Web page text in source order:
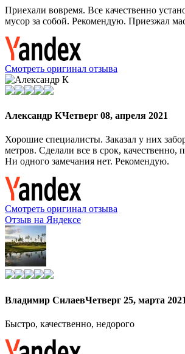
Приехали вовремя. Все качественно
мусор за собой. Рекомендую. Приезжал
Смотреть оригинал отзыва
Александр КЧетверг 08, апреля 2021
Хорошие специалисты. Заказал у них
метров. Сделали все в срок, качественно,
Ни одного замечания нет. Рекомендую.
Смотреть оригинал отзыва
Отзыв на Яндексе
Владимир СилаевЧетверг 25, марта 2021
Быстро, качественно, недорого